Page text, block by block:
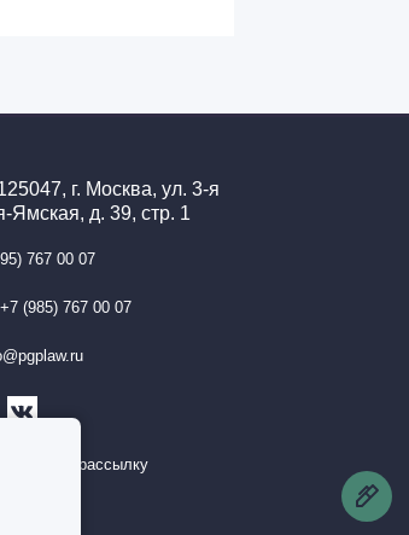
г. Москва, ул. 3-я
Ямская, д. 39, стр. 1
767 00 07
(985) 767 00 07
на рассылку